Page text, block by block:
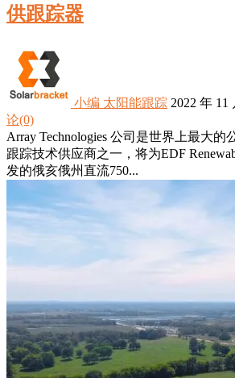
供跟踪器
小编 太阳能跟踪 2022 年 11
论(0)
Array Technologies 公司是世界上最大的
跟踪技术供应商之一，将为EDF
发的俄亥俄州直流750...